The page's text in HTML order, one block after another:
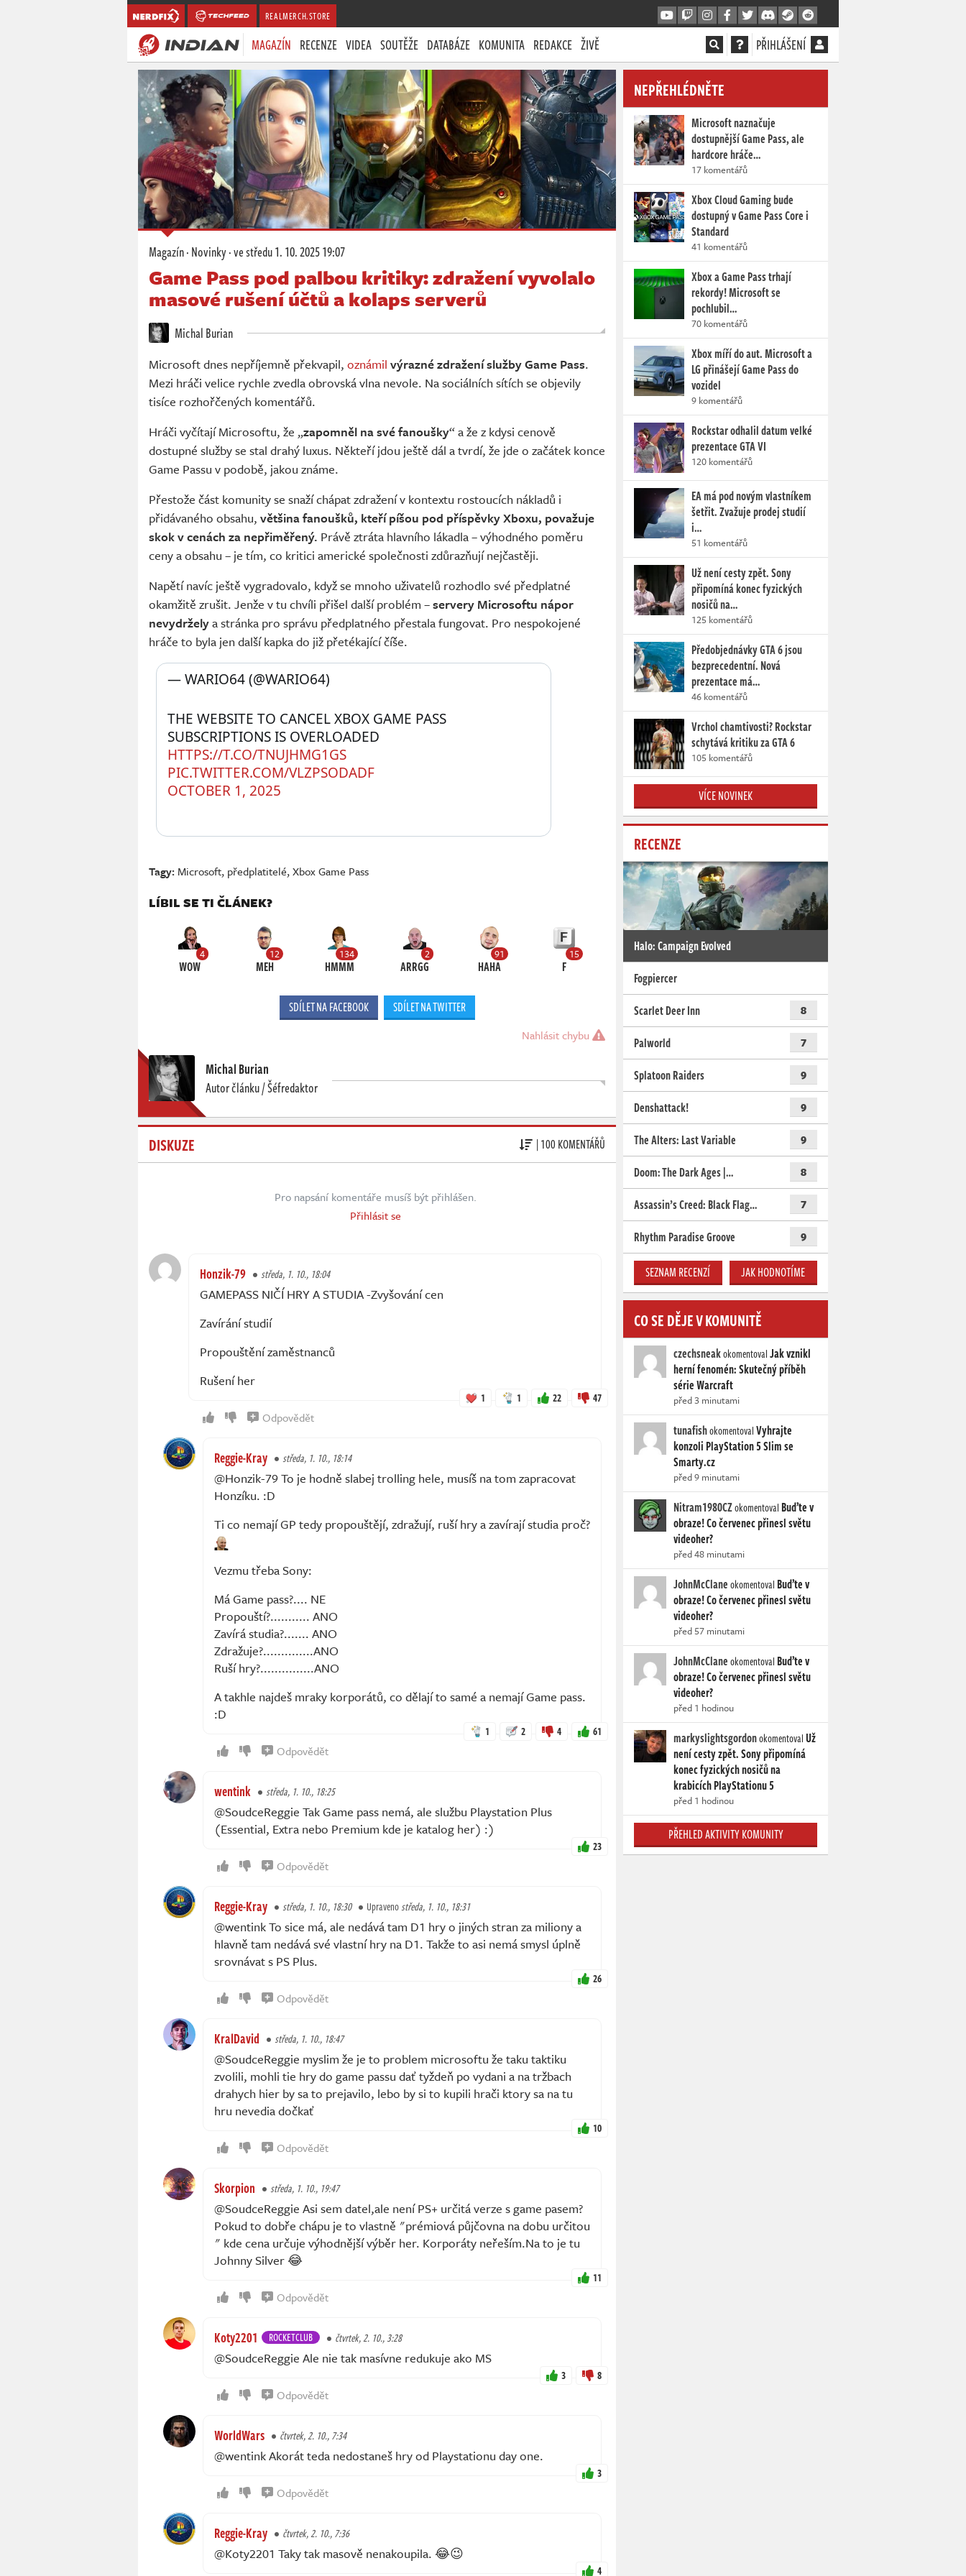
REALMERCH.STORE
MAGAZÍN RECENZE VIDEA SOUTĚŽE DATABÁZE KOMUNITA REDAKCE ŽIVĚ PŘIHLÁŠENÍ
Magazín·Novinky·ve středu1. 10. 2025 19:07
Game Pass pod palbou kritiky: zdražení vyvolalo
masové rušení účtů a kolaps serverů
Michal Burian
Microsoft dnes nepříjemně překvapil, oznámil výrazné zdražení služby Game Pass.
Mezi hráči velice rychle zvedla obrovská vlna nevole. Na sociálních sítích se objevily
tisíce rozhořčených komentářů.
Hráči vyčítají Microsoftu, že „zapomněl na své fanoušky“ a že z kdysi cenově
dostupné služby se stal drahý luxus. Někteří jdou ještě dál a tvrdí, že jde o začátek konce
Game Passu v podobě, jakou známe.
Přestože část komunity se snaží chápat zdražení v kontextu rostoucích nákladů i
přidávaného obsahu, většina fanoušků, kteří píšou pod příspěvky Xboxu, považuje
skok v cenách za nepřiměřený. Právě ztráta hlavního lákadla – výhodného poměru
ceny a obsahu – je tím, co kritici americké společnosti zdůrazňují nejčastěji.
Napětí navíc ještě vygradovalo, když se mnoho uživatelů rozhodlo své předplatné
okamžitě zrušit. Jenže v tu chvíli přišel další problém –servery Microsoftu nápor
nevydrželya stránka pro správu předplatného přestala fungovat. Pro nespokojené
hráče to byla jen další kapka do již přetékající číše.
THE WEBSITE TO CANCEL XBOX GAME PASS
HTTPS://T.CO/TNUJHMG1GS
PIC.TWITTER.COM/VLZPSODADF
— WARIO64 (@WARIO64)
OCTOBER 1, 2025
Tagy: Microsoft, předplatitelé,Xbox Game Pass
LÍBIL SE TI ČLÁNEK?
4
WOW
12
MEH
134
HMMM
2
ARRGG
91
HAHA
15
F
SDÍLET NA FACEBOOK SDÍLET NA TWITTER
Nahlásit chybu
Michal Burian
Autor článku / Šéfredaktor
DISKUZE | 100 KOMENTÁŘŮ
Pro napsání komentáře musíš být přihlášen.
Přihlásit se
Honzik-79 středa, 1. 10., 18:04
GAMEPASS NIČÍ HRY A STUDIA -Zvyšování cen
Zavírání studií
Propouštění zaměstnanců
Rušení her
1 1 22 47
Odpovědět
Reggie-Kray středa, 1. 10., 18:14
@Honzik-79 To je hodně slabej trolling hele, musíš na tom zapracovat
Honzíku. :D
Ti co nemají GP tedy propouštějí, zdražují, ruší hry a zavírají studia proč?
Vezmu třeba Sony:
Má Game pass?.... NE
Propouští?........... ANO
Zavírá studia?....... ANO
Zdražuje?..............ANO
Ruší hry?...............ANO
A takhle najdeš mraky korporátů, co dělají to samé a nemají Game pass.
:D
1 2 4 61
Odpovědět
wentink středa, 1. 10., 18:25
@SoudceReggie Tak Game pass nemá, ale službu Playstation Plus
(Essential, Extra nebo Premium kde je katalog her) :)
23
Odpovědět
Reggie-Kray středa, 1. 10., 18:30 Upravenostředa, 1. 10., 18:31
@wentink To sice má, ale nedává tam D1 hry o jiných stran za miliony a
hlavně tam nedává své vlastní hry na D1. Takže to asi nemá smysl úplně
srovnávat s PS Plus.
26
Odpovědět
KralDavid středa, 1. 10., 18:47
@SoudceReggie myslim že je to problem microsoftu že taku taktiku
zvolili, mohli tie hry do game passu dať tyždeň po vydani a na tržbach
drahych hier by sa to prejavilo, lebo by si to kupili hrači ktory sa na tu
hru nevedia dočkať
10
Odpovědět
Skorpion středa, 1. 10., 19:47
@SoudceReggie Asi sem datel,ale není PS+ určitá verze s game pasem?
Pokud to dobře chápu je to vlastně "prémiová půjčovna na dobu určitou
" kde cena určuje výhodnější výběr her. Korporáty neřeším.Na to je tu
Johnny Silver 😂
11
Odpovědět
Koty2201 ROCKETCLUB čtvrtek, 2. 10., 3:28
@SoudceReggie Ale nie tak masívne redukuje ako MS
3 8
Odpovědět
WorldWars čtvrtek, 2. 10., 7:34
@wentink Akorát teda nedostaneš hry od Playstationu day one.
3
Odpovědět
Reggie-Kray čtvrtek, 2. 10., 7:36
@Koty2201 Taky tak masově nenakoupila. 😂😉
4
NEPŘEHLÉDNĚTE
Microsoft naznačuje
dostupnější Game Pass, ale
hardcore hráče…
17 komentářů
Xbox Cloud Gaming bude
dostupný v Game Pass Core i
Standard
41 komentářů
Xbox a Game Pass trhají
rekordy! Microsoft se
pochlubil…
70 komentářů
Xbox míří do aut. Microsoft a
LG přinášejí Game Pass do
vozidel
9 komentářů
Rockstar odhalil datum velké
prezentace GTA VI
120 komentářů
EA má pod novým vlastníkem
šetřit. Zvažuje prodej studií
i…
51 komentářů
Už není cesty zpět. Sony
připomíná konec fyzických
nosičů na…
125 komentářů
Předobjednávky GTA 6 jsou
bezprecedentní. Nová
prezentace má…
46 komentářů
Vrchol chamtivosti? Rockstar
schytává kritiku za GTA 6
105 komentářů
VÍCE NOVINEK
RECENZE
Halo: Campaign Evolved
Fogpiercer
Scarlet Deer Inn
8
Palworld 7
Splatoon Raiders 9
Denshattack! 9
The Alters: Last Variable 9
Doom: The Dark Ages |… 8
Assassin’s Creed: Black Flag… 7
Rhythm Paradise Groove 9
SEZNAM RECENZÍ JAK HODNOTÍME
CO SE DĚJE V KOMUNITĚ
czechsneakokomentovalJak vznikl
herní fenomén: Skutečný příběh
série Warcraft
před 3 minutami
tunafishokomentovalVyhrajte
konzoli PlayStation 5 Slim se
Smarty.cz
před 9 minutami
Nitram1980CZokomentoval Buďte v
obraze! Co červenec přinesl světu
videoher?
před 48 minutami
JohnMcClaneokomentoval Buďte v
obraze! Co červenec přinesl světu
videoher?
před 57 minutami
JohnMcClaneokomentoval Buďte v
obraze! Co červenec přinesl světu
videoher?
před 1 hodinou
markyslightsgordonokomentovalUž
není cesty zpět. Sony připomíná
konec fyzických nosičů na
krabicích PlayStationu 5
před 1 hodinou
PŘEHLED AKTIVITY KOMUNITY